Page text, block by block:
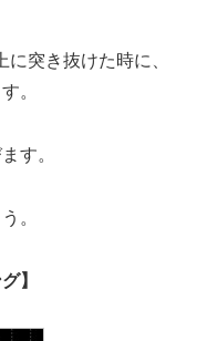
突き抜けた時に、
。
す。
。
】